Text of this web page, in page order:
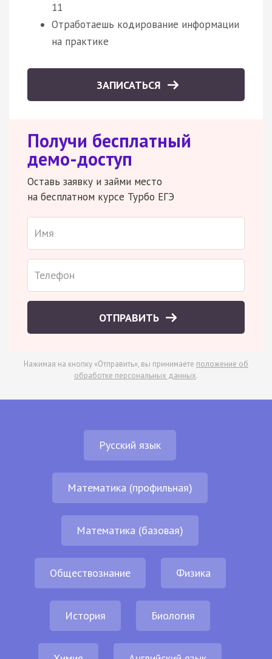
11
Отработаешь кодирование информации
на практике
ЗАПИСАТЬСЯ
Получи бесплатный
демо-доступ
Оставь заявку и займи место
на бесплатном курсе Турбо ЕГЭ
ОТПРАВИТЬ
Нажимая на кнопку «Отправить», вы принимаете положение об
обработке персональных данных.
Русский язык
Математика (профильная)
Математика (базовая)
Обществознание Физика
История Биология